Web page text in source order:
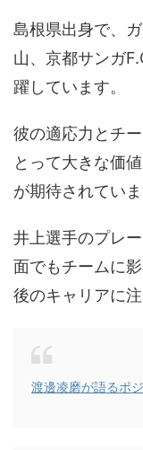
島根県出身で、
山、京都サンガ
躍しています。
彼の適応力とチ
とって大きな価
が期待されていま
井上選手のプレ
面でもチームに
後のキャリアに
渡邊凌磨が語るポ